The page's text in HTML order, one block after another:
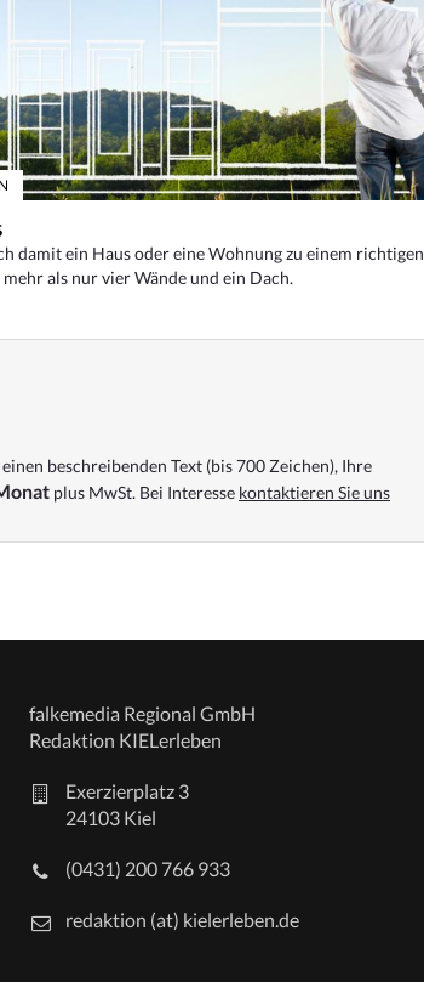
damit ein Haus oder eine Wohnung zu einem richtigen
als nur vier Wände und ein Dach.
beschreibenden Text (bis 700 Zeichen), Ihre
plus MwSt. Bei Interesse kontaktieren Sie uns
falkemedia Regional GmbH
Redaktion KIELerleben
Exerzierplatz 3
24103 Kiel
(0431) 200 766 933
redaktion (at) kielerleben.de